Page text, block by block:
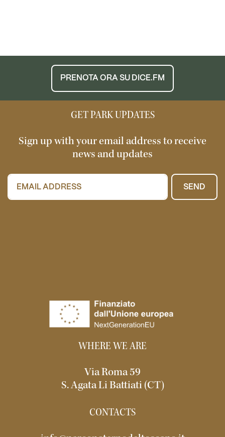
PRENOTA ORA SU DICE.FM
GET PARK UPDATES
Sign up with your email address to receive
news and updates
SEND
WHERE WE ARE
Via Roma 59
S. Agata Li Battiati (CT)
CONTACTS